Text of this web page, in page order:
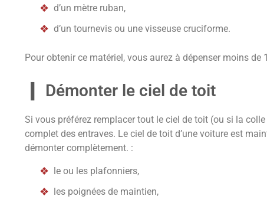
d’un mètre ruban,
d’un tournevis ou une visseuse cruciforme.
Pour obtenir ce matériel, vous aurez à dépenser moins de
Démonter le ciel de toit
Si vous préférez remplacer tout le ciel de toit (ou si la
complet des entraves. Le ciel de toit d’une voiture est
démonter complètement. :
le ou les plafonniers,
les poignées de maintien,